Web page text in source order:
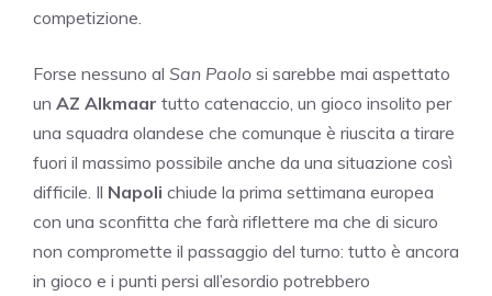
competizione.
Forse nessuno al San Paolo si sarebbe mai aspettato
un AZ Alkmaar tutto catenaccio, un gioco insolito per
una squadra olandese che comunque è riuscita a tirare
fuori il massimo possibile anche da una situazione così
difficile. Il Napoli chiude la prima settimana europea
con una sconfitta che farà riflettere ma che di sicuro
non compromette il passaggio del turno: tutto è ancora
in gioco e i punti persi all’esordio potrebbero